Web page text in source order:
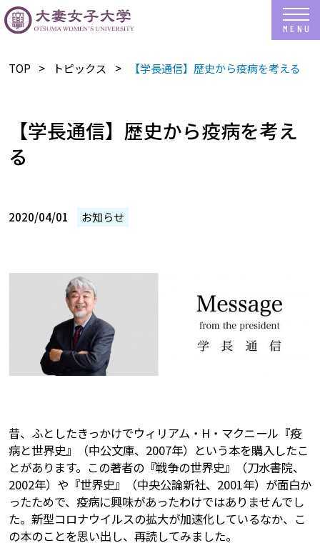
TOP トピックス 【学長通信】歴史から疫病を考える
【学長通信】歴史から疫病を考え
る
2020/04/01 お知らせ
昔、ふとしたきっかけでウィリアム・H・マクニール『疫
病と世界史』（中公文庫、2007年）という本を購入したこ
とがあります。この著者の『戦争の世界史』（刀水書院、
2002年）や『世界史』（中央公論新社、2001年）が面白か
ったためで、疫病に興味があったわけではありませんでし
た。新型コロナウイルスの拡大が加速化しているなか、こ
の本のことを思い出し、再読してみました。